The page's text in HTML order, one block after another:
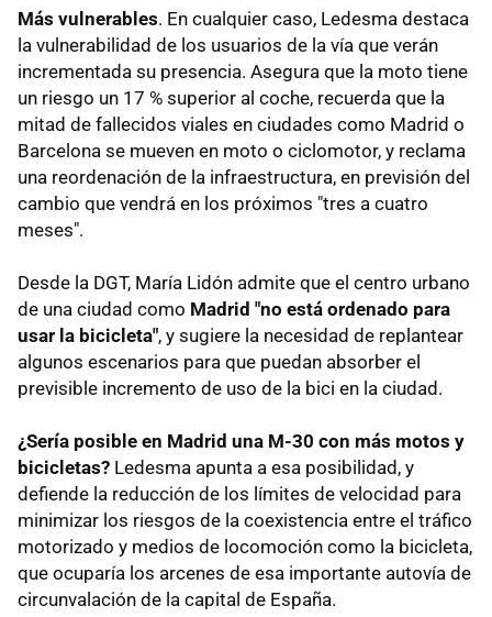
Más vulnerables. En cualquier caso, Ledesma destaca
la vulnerabilidad de los usuarios de la vía que verán
incrementada su presencia. Asegura que la moto tiene
un riesgo un 17 % superior al coche, recuerda que la
mitad de fallecidos viales en ciudades como Madrid o
Barcelona se mueven en moto o ciclomotor, y reclama
una reordenación de la infraestructura, en previsión del
cambio que vendrá en los próximos "tres a cuatro
meses".
Desde la DGT, María Lidón admite que el centro urbano
de una ciudad como Madrid "no está ordenado para
usar la bicicleta", y sugiere la necesidad de replantear
algunos escenarios para que puedan absorber el
previsible incremento de uso de la bici en la ciudad.
¿Sería posible en Madrid una M-30 con más motos y
bicicletas? Ledesma apunta a esa posibilidad, y
defiende la reducción de los límites de velocidad para
minimizar los riesgos de la coexistencia entre el tráfico
motorizado y medios de locomoción como la bicicleta,
que ocuparía los arcenes de esa importante autovía de
circunvalación de la capital de España.